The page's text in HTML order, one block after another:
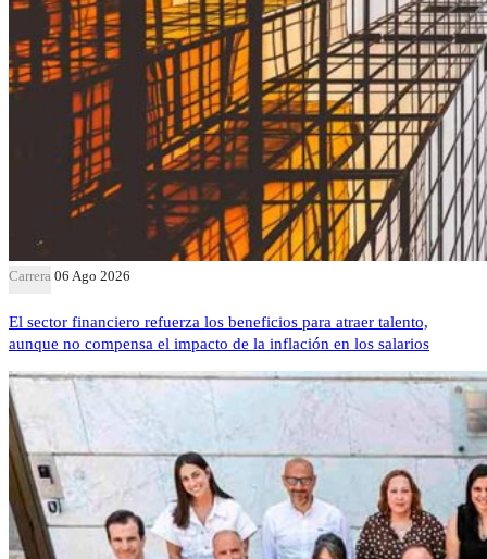
Carrera 06 Ago 2026
El sector financiero refuerza los beneficios para atraer talento,
aunque no compensa el impacto de la inflación en los salarios